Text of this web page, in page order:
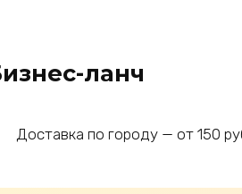
ланч
Доставка по городу — от 150